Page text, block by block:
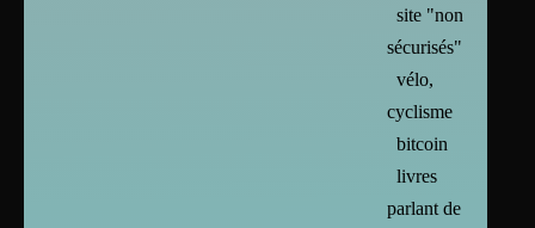
site "non
sécurisés"
vélo,
cyclisme
bitcoin
livres
parlant de